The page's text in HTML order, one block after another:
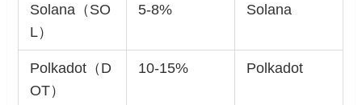
Solana（SO
L）
5-8% Solana
Polkadot（D
OT）
10-15% Polkadot